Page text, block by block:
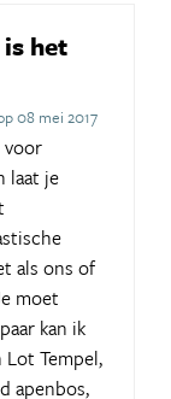
het
08 mei 2017
voor
laat je
als ons of
moet
kan ik
Lot Tempel,
apenbos,